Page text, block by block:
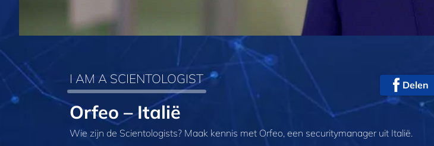
I AM A SCIENTOLOGIST Delen
Orfeo – Italië
Wie zijn de Scientologists? Maak kennis met Orfeo, een securitymanager uit Italië.